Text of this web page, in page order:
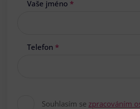
Vaše jméno *
Telefon *
Souhlasím se zpracováním